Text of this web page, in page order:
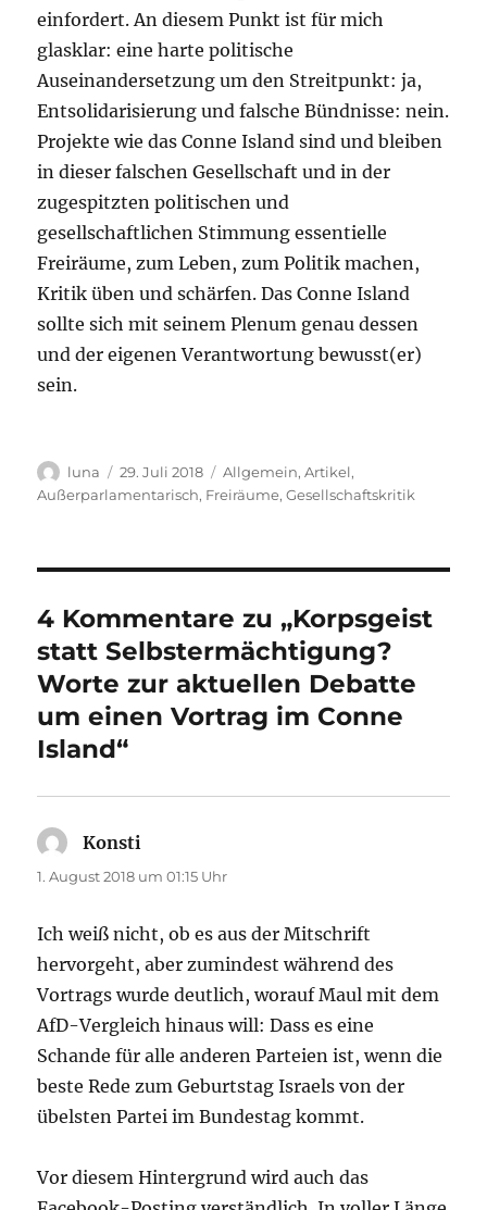
einfordert. An diesem Punkt ist für mich
glasklar: eine harte politische
Auseinandersetzung um den Streitpunkt: ja,
Entsolidarisierung und falsche Bündnisse: nein.
Projekte wie das Conne Island sind und bleiben
in dieser falschen Gesellschaft und in der
zugespitzten politischen und
gesellschaftlichen Stimmung essentielle
Freiräume, zum Leben, zum Politik machen,
Kritik üben und schärfen. Das Conne Island
sollte sich mit seinem Plenum genau dessen
und der eigenen Verantwortung bewusst(er)
sein.
Autor
luna
Veröffentlicht
am
29. Juli 2018 Kategorien
Allgemein,Artikel,
Außerparlamentarisch, Freiräume,Gesellschaftskritik
4 Kommentare zu „Korpsgeist
statt Selbstermächtigung?
Worte zur aktuellen Debatte
um einen Vortrag im Conne
Island“
Konsti
1. August 2018 um 01:15 Uhr
Ich weiß nicht, ob es aus der Mitschrift
hervorgeht, aber zumindest während des
Vortrags wurde deutlich, worauf Maul mit dem
AfD-Vergleich hinaus will: Dass es eine
Schande für alle anderen Parteien ist, wenn die
beste Rede zum Geburtstag Israels von der
übelsten Partei im Bundestag kommt.
Vor diesem Hintergrund wird auch das